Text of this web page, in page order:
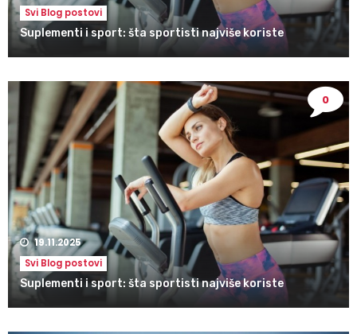
Svi Blog postovi
Suplementi i sport: šta sportisti najviše koriste
0
19.11.2025
Svi Blog postovi
Suplementi i sport: šta sportisti najviše koriste